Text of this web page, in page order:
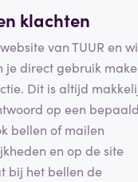
klachten
van TUUR en
je direct gebruik
Dit is altijd
op een
bellen of mailen
en op de site
bij het bellen de